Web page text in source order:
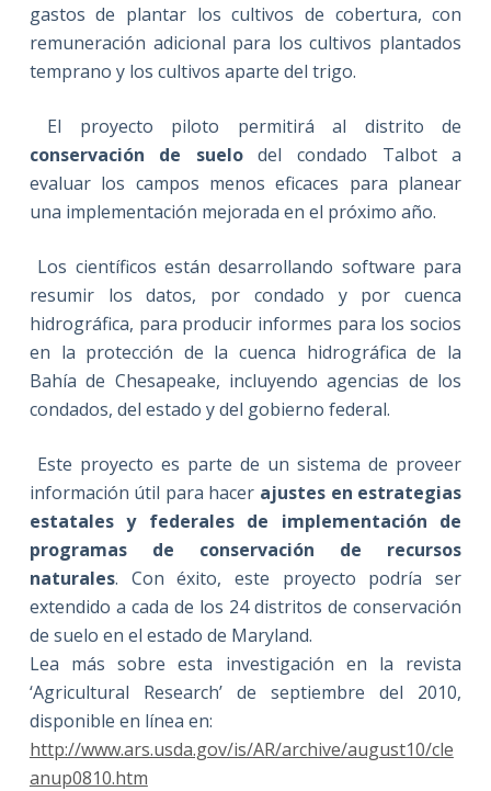
gastos de plantar los cultivos de cobertura, con
remuneración adicional para los cultivos plantados
temprano y los cultivos aparte del trigo.
El proyecto piloto permitirá al distrito de
conservación de suelodel condado Talbot a
evaluar los campos menos eficaces para planear
una implementación mejorada en el próximo año.
Los científicos están desarrollando software para
resumir los datos, por condado y por cuenca
hidrográfica, para producir informes para los socios
en la protección de la cuenca hidrográfica de la
Bahía de Chesapeake, incluyendo agencias de los
condados, del estado y del gobierno federal.
Este proyecto es parte de un sistema de proveer
información útil para hacer ajustes en estrategias
estatales y federales de implementación de
programas de conservación de recursos
naturales. Con éxito, este proyecto podría ser
extendido a cada de los 24 distritos de conservación
de suelo en el estado de Maryland.
Lea más sobre esta investigación en la revista
‘Agricultural Research’ de septiembre del 2010,
disponible en línea en:
http://www.ars.usda.gov/is/AR/archive/august10/cle
anup0810.htm